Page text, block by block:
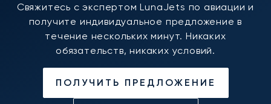
Свяжитесь с экспертом LunaJets по авиации и
получите индивидуальное предложение в
течение нескольких минут. Никаких
обязательств, никаких условий.
ПОЛУЧИТЬ ПРЕДЛОЖЕНИЕ